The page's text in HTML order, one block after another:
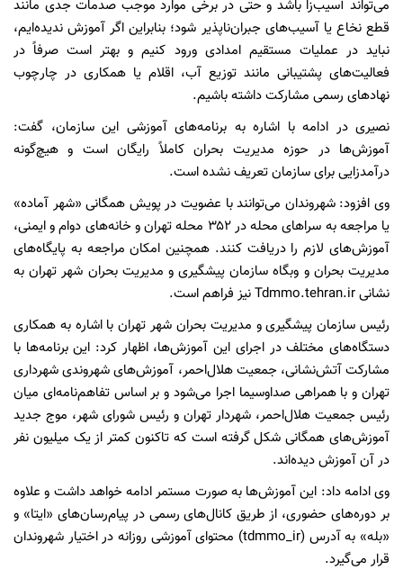
می‌تواند آسیب‌زا باشد و حتی در برخی موارد موجب صدمات جدی مانند
قطع نخاع یا آسیب‌های جبران‌ناپذیر شود؛ بنابراین اگر آموزش ندیده‌ایم،
نباید در عملیات مستقیم امدادی ورود کنیم و بهتر است صرفاً در
فعالیت‌های پشتیبانی مانند توزیع آب، اقلام یا همکاری در چارچوب
نهادهای رسمی مشارکت داشته باشیم.
نصیری در ادامه با اشاره به برنامه‌های آموزشی این سازمان، گفت:
آموزش‌ها در حوزه مدیریت بحران کاملاً رایگان است و هیچ‌گونه
درآمدزایی برای سازمان تعریف نشده است.
وی افزود: شهروندان می‌توانند با عضویت در پویش همگانی «شهر آماده»
یا مراجعه به سراهای محله در ۳۵۲ محله تهران و خانه‌های دوام و ایمنی،
آموزش‌های لازم را دریافت کنند. همچنین امکان مراجعه به پایگاه‌های
مدیریت بحران و وبگاه سازمان پیشگیری و مدیریت بحران شهر تهران به
نشانی Tdmmo.tehran.ir نیز فراهم است.
رئیس سازمان پیشگیری و مدیریت بحران شهر تهران با اشاره به همکاری
دستگاه‌های مختلف در اجرای این آموزش‌ها، اظهار کرد: این برنامه‌ها با
مشارکت آتش‌نشانی، جمعیت هلال‌احمر، آموزش‌های شهروندی شهرداری
تهران و با همراهی صداوسیما اجرا می‌شود و بر اساس تفاهم‌نامه‌ای میان
رئیس جمعیت هلال‌احمر، شهردار تهران و رئیس شورای شهر، موج جدید
آموزش‌های همگانی شکل گرفته است که تاکنون کمتر از یک میلیون نفر
در آن آموزش دیده‌اند.
وی ادامه داد: این آموزش‌ها به‌ صورت مستمر ادامه خواهد داشت و علاوه
بر دوره‌های حضوری، از طریق کانال‌های رسمی در پیام‌رسان‌های «ایتا» و
«بله» به آدرس (tdmmo_ir) محتوای آموزشی روزانه در اختیار شهروندان
قرار می‌گیرد.